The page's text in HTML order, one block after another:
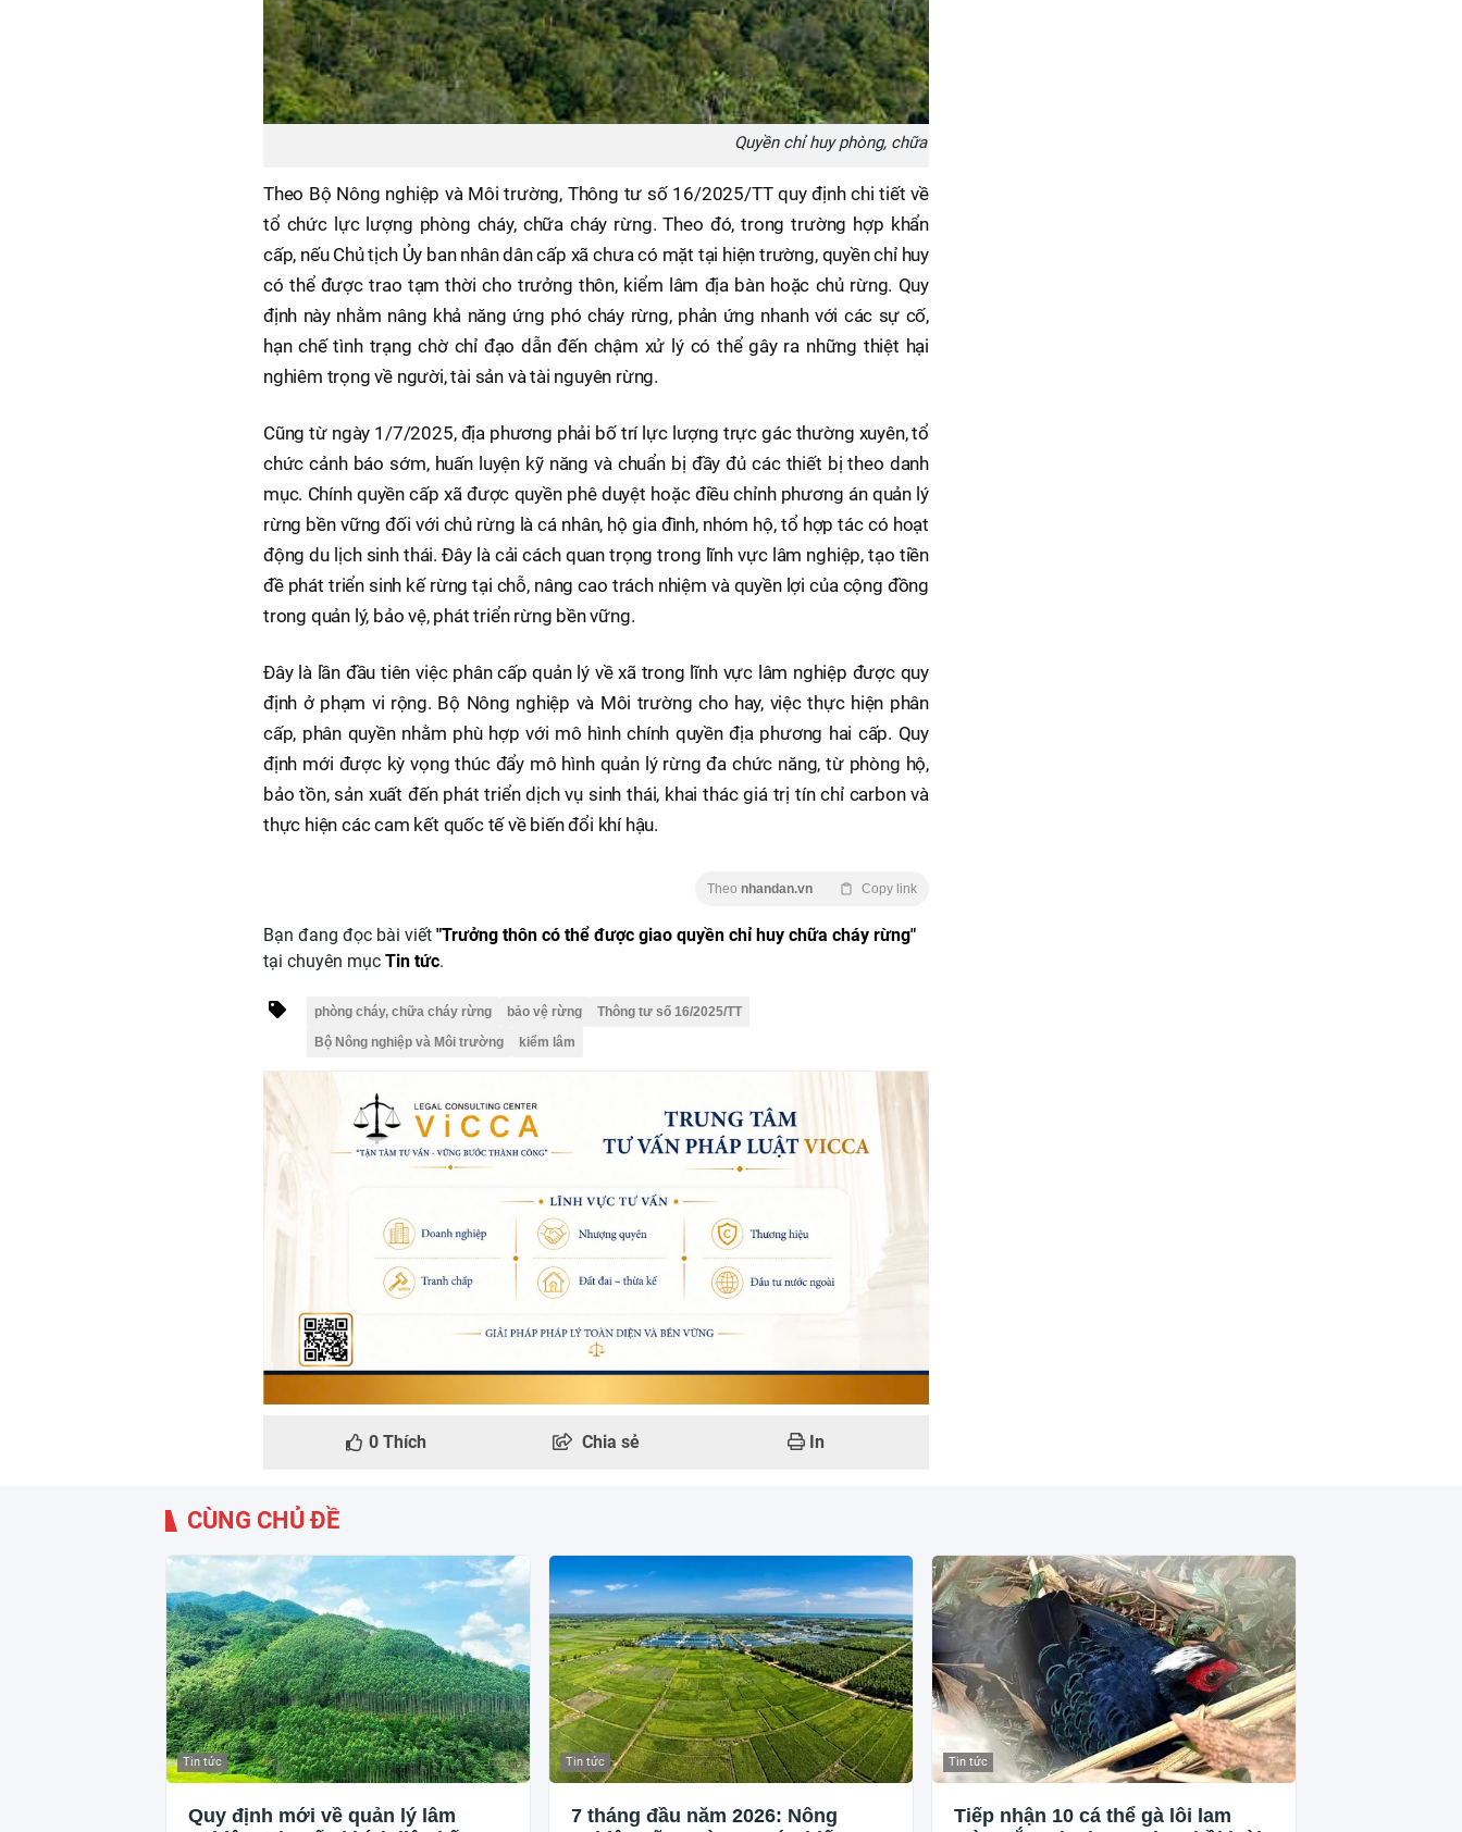
Quyền chỉ huy phòng, chữa cháy rừng có thể được giao cho trưởng thôn.
Theo Bộ Nông nghiệp và Môi trường, Thông tư số 16/2025/TT quy định chi tiết về
tổ chức lực lượng phòng cháy, chữa cháy rừng. Theo đó, trong trường hợp khẩn
cấp, nếu Chủ tịch Ủy ban nhân dân cấp xã chưa có mặt tại hiện trường, quyền chỉ huy
có thể được trao tạm thời cho trưởng thôn, kiểm lâm địa bàn hoặc chủ rừng. Quy
định này nhằm nâng khả năng ứng phó cháy rừng, phản ứng nhanh với các sự cố,
hạn chế tình trạng chờ chỉ đạo dẫn đến chậm xử lý có thể gây ra những thiệt hại
nghiêm trọng về người, tài sản và tài nguyên rừng.
Cũng từ ngày 1/7/2025, địa phương phải bố trí lực lượng trực gác thường xuyên, tổ
chức cảnh báo sớm, huấn luyện kỹ năng và chuẩn bị đầy đủ các thiết bị theo danh
mục. Chính quyền cấp xã được quyền phê duyệt hoặc điều chỉnh phương án quản lý
rừng bền vững đối với chủ rừng là cá nhân, hộ gia đình, nhóm hộ, tổ hợp tác có hoạt
động du lịch sinh thái. Đây là cải cách quan trọng trong lĩnh vực lâm nghiệp, tạo tiền
đề phát triển sinh kế rừng tại chỗ, nâng cao trách nhiệm và quyền lợi của cộng đồng
trong quản lý, bảo vệ, phát triển rừng bền vững.
Đây là lần đầu tiên việc phân cấp quản lý về xã trong lĩnh vực lâm nghiệp được quy
định ở phạm vi rộng. Bộ Nông nghiệp và Môi trường cho hay, việc thực hiện phân
cấp, phân quyền nhằm phù hợp với mô hình chính quyền địa phương hai cấp. Quy
định mới được kỳ vọng thúc đẩy mô hình quản lý rừng đa chức năng, từ phòng hộ,
bảo tồn, sản xuất đến phát triển dịch vụ sinh thái, khai thác giá trị tín chỉ carbon và
thực hiện các cam kết quốc tế về biến đổi khí hậu.
Theo nhandan.vn Copy link
Bạn đang đọc bài viết "Trưởng thôn có thể được giao quyền chỉ huy chữa cháy rừng"
tại chuyên mục Tin tức.
phòng cháy, chữa cháy rừng bảo vệ rừng
Thông tư số 16/2025/TT
Bộ Nông nghiệp và Môi trường
kiểm lâm
0Thích Chia sẻ In
CÙNG CHỦ ĐỀ
Tin tức
Quy định mới về quản lý lâm
Tin tức
7 tháng đầu năm 2026: Nông
Tin tức
Tiếp nhận 10 cá thể gà lôi lam